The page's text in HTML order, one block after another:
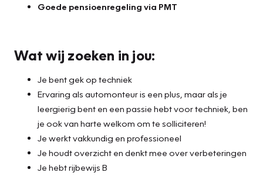
Goede pensioenregeling via PMT
Wat wij zoeken in jou:
Je bent gek op techniek
Ervaring als automonteur is een plus, maar als je
leergierig bent en een passie hebt voor techniek, ben
je ook van harte welkom om te solliciteren!
Je werkt vakkundig en professioneel
Je houdt overzicht en denkt mee over verbeteringen
Je hebt rijbewijs B